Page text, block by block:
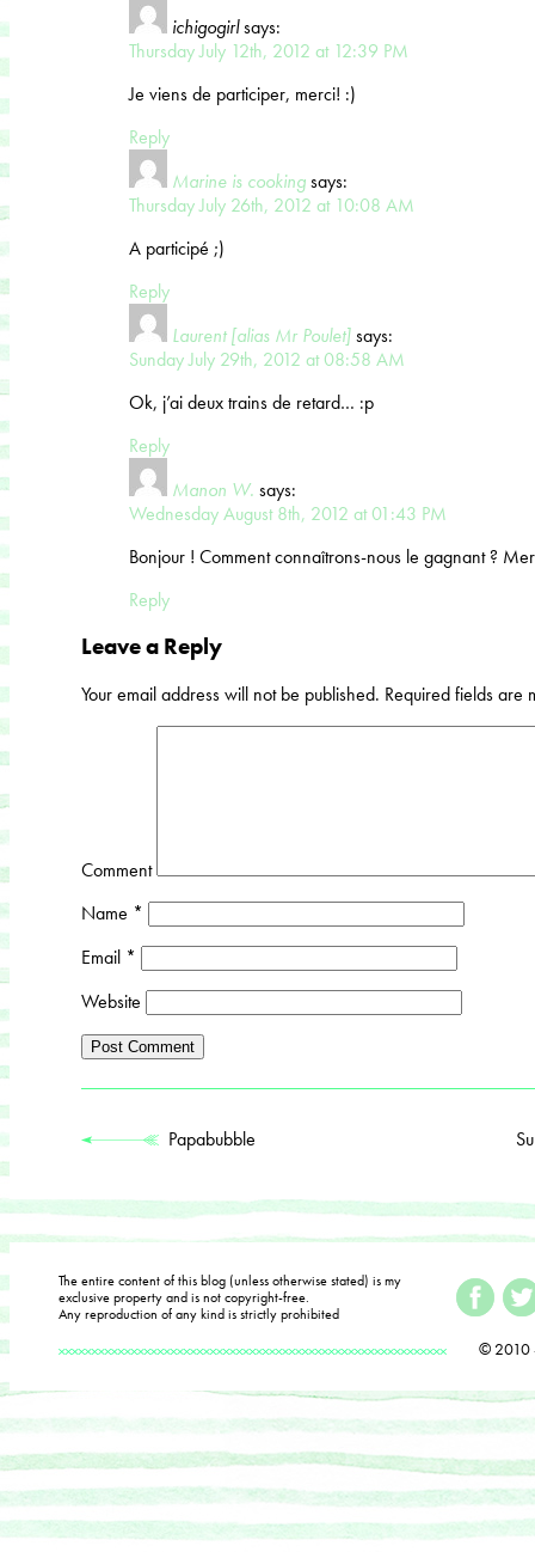
ichigogirlsays:
Thursday July 12th, 2012 at 12:39 PM
Je viens de participer, merci! :)
Reply
Marine is cookingsays:
Thursday July 26th, 2012 at 10:08 AM
A participé ;)
Reply
Laurent [alias Mr Poulet]says:
Sunday July 29th, 2012 at 08:58 AM
Ok, j’ai deux trains de retard… :p
Reply
Manon W. says:
Wednesday August 8th, 2012 at 01:43 PM
Bonjour ! Comment connaîtrons-nous le gagnant ?
Reply
Leave a Reply
Your email address will not be published. Required fields are
Comment
Name *
Email *
Website
Papabubble
The entire content of this blog (unless otherwise stated) is my
exclusive property and is not copyright-free.
Any reproduction of any kind is strictly prohibited
© 2010